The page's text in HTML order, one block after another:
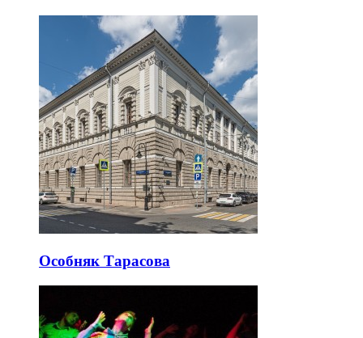
Особняк Тарасова